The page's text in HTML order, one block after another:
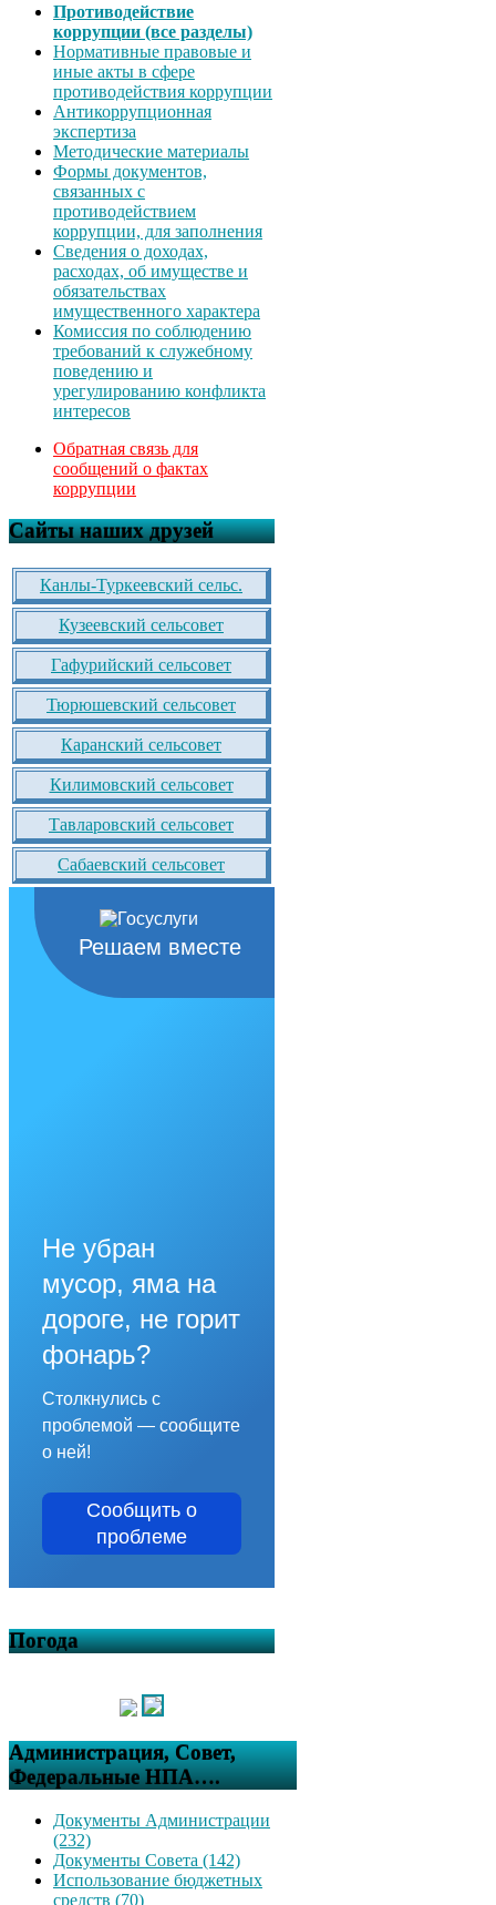
Противодействие
коррупции (все разделы)
Нормативные правовые и
иные акты в сфере
противодействия коррупции
Антикоррупционная
экспертиза
Методические материалы
Формы документов,
связанных с
противодействием
коррупции, для заполнения
Сведения о доходах,
расходах, об имуществе и
обязательствах
имущественного характера
Комиссия по соблюдению
требований к служебному
поведению и
урегулированию конфликта
интересов
Обратная связь для
сообщений о фактах
коррупции
Сайты наших друзей
Канлы-Туркеевский сельс.
Кузеевский сельсовет
Гафурийский сельсовет
Тюрюшевский сельсовет
Каранский сельсовет
Килимовский сельсовет
Тавларовский сельсовет
Сабаевский сельсовет
Решаем вместе
Не убран
мусор, яма на
дороге, не горит
фонарь?
Столкнулись с
проблемой — сообщите
о ней!
Сообщить о
проблеме
Погода
Администрация, Совет,
Федеральные НПА….
Документы Администрации
(232)
Документы Совета (142)
Использование бюджетных
средств (70)